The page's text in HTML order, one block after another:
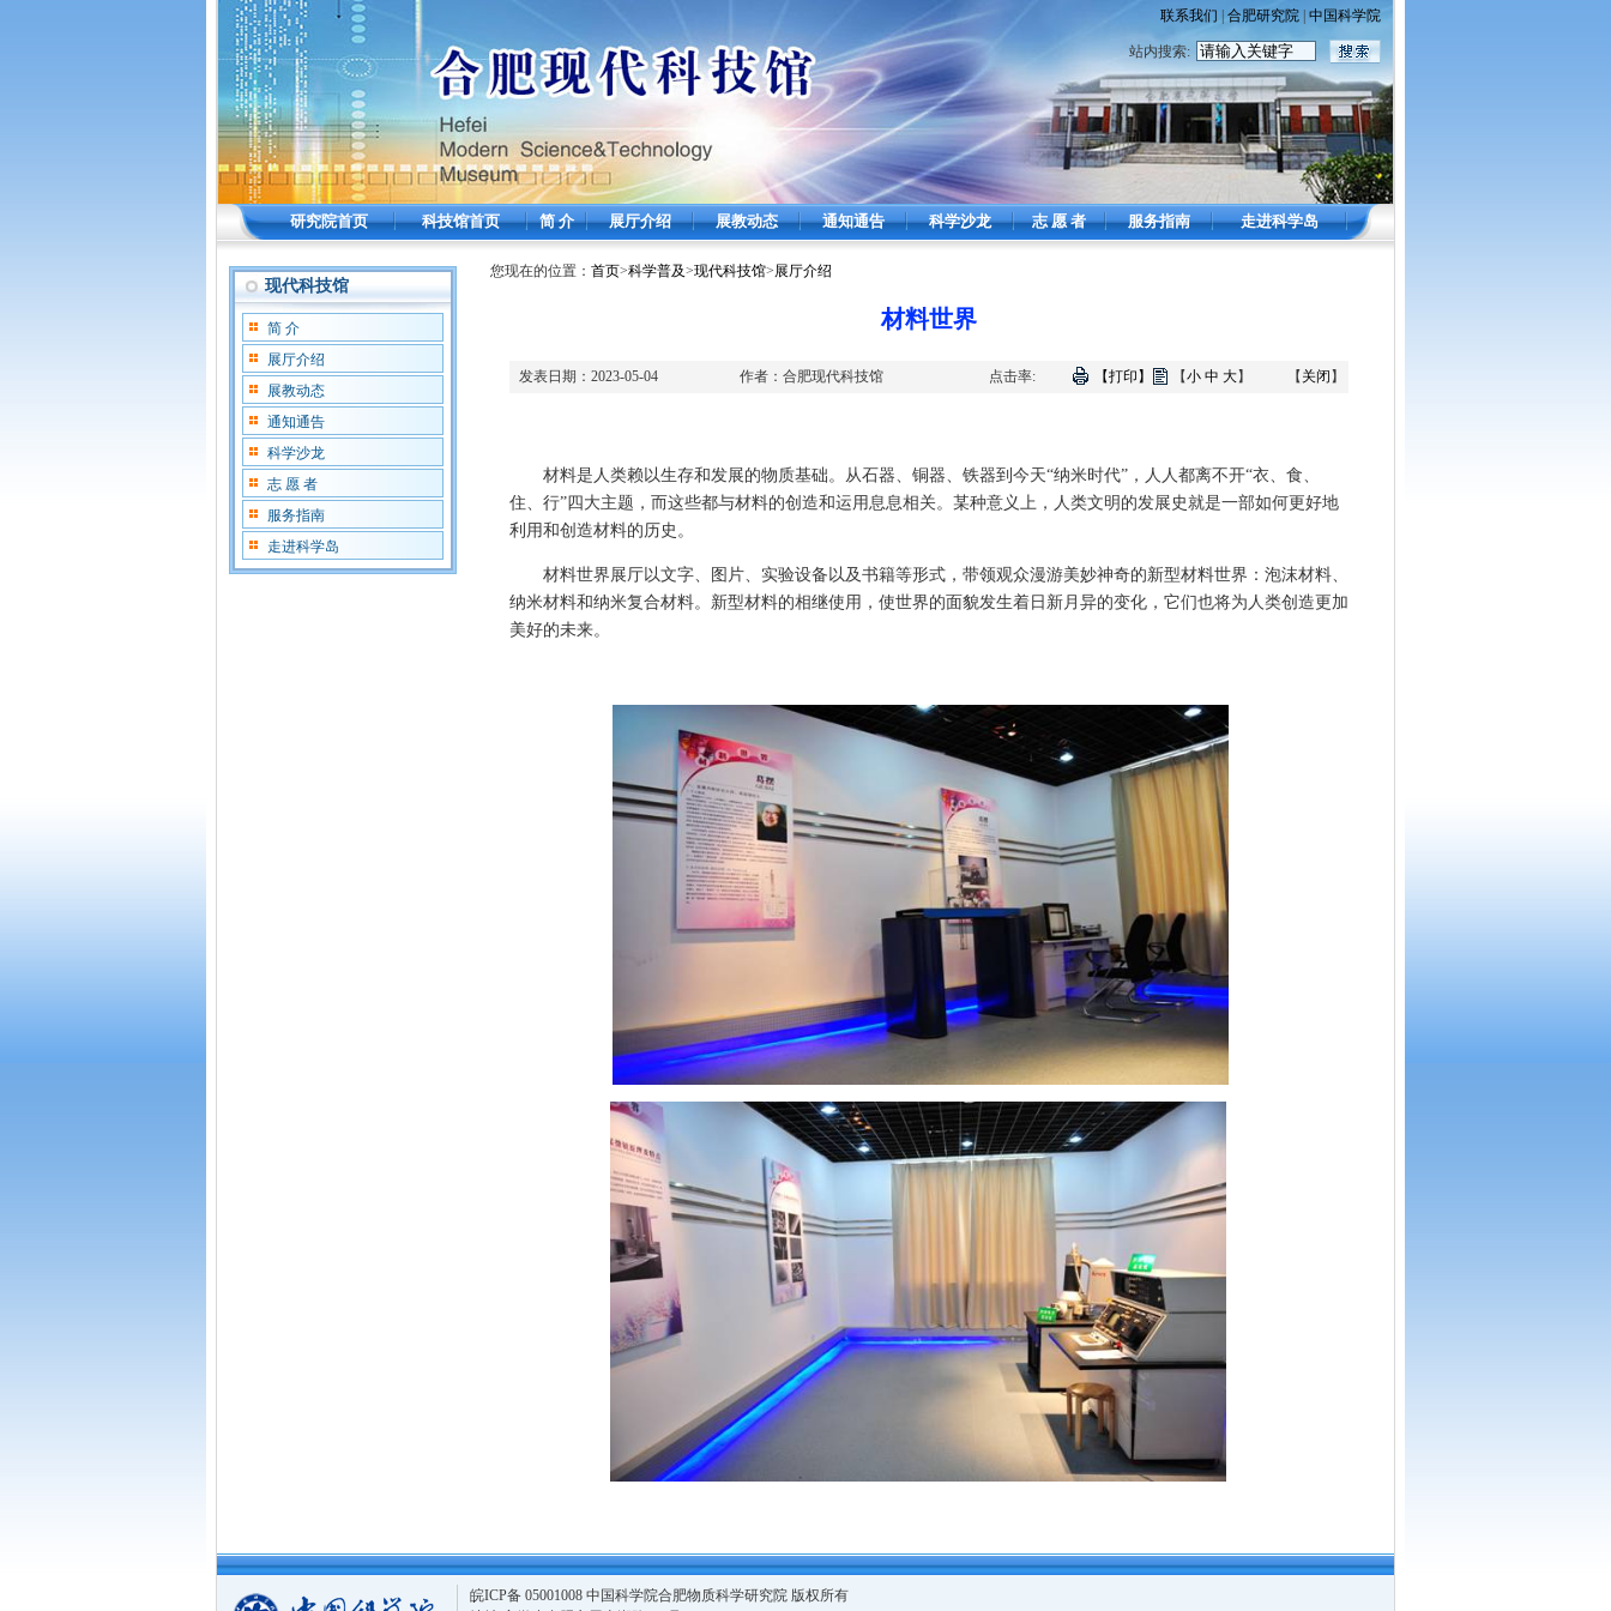
联系我们 合肥研究院 中国科学院
站内搜索:
研究院首页 科技馆首页 简 介 展厅介绍 展教动态 通知通告 科学沙龙 志 愿 者 服务指南 走进科学岛
现代科技馆
简 介
展厅介绍
展教动态
通知通告
科学沙龙
志 愿 者
服务指南
走进科学岛
您现在的位置： 首页>科学普及>现代科技馆>展厅介绍
材料世界
发表日期： 2023-05-04 作者： 合肥现代科技馆 点击率: 【打印】 【小 中 大】 【 关闭 】
材料是人类赖以生存和发展的物质基础。从石器、铜器、铁器到今天“纳米时代”，人人都离不开“衣、食、
住、行”四大主题，而这些都与材料的创造和运用息息相关。某种意义上，人类文明的发展史就是一部如何更好地
利用和创造材料的历史。
材料世界展厅以文字、图片、实验设备以及书籍等形式，带领观众漫游美妙神奇的新型材料世界：泡沫材料、
纳米材料和纳米复合材料。新型材料的相继使用，使世界的面貌发生着日新月异的变化，它们也将为人类创造更加
美好的未来。
皖ICP备 05001008 中国科学院合肥物质科学研究院 版权所有